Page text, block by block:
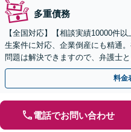
多重債務
【全国対応】【相談実績10000件
生案件に対応、企業倒産にも精通
問題は解決できますので、弁護士
ょう【初回相談無料】【法テラス
料金
電話でお問い合わせ